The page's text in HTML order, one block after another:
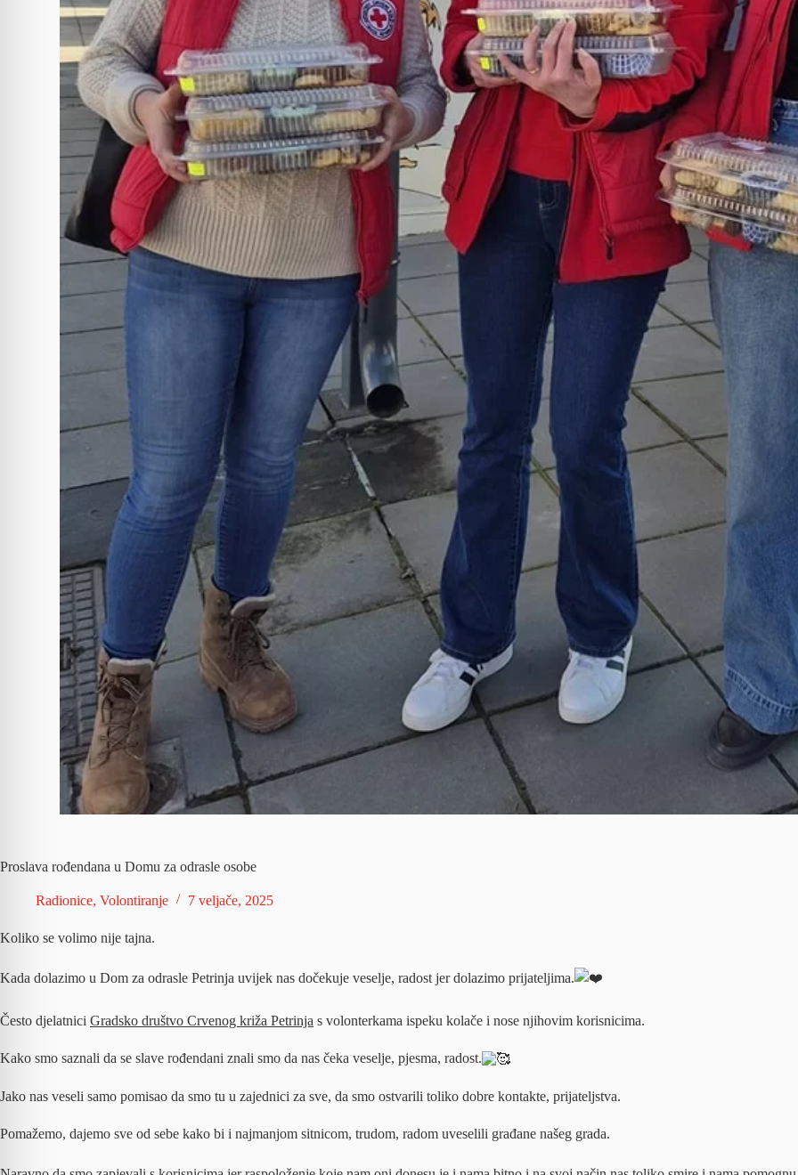
Proslava rođendana u Domu za odrasle osobe
Radionice, Volontiranje 7 veljače, 2025
Koliko se volimo nije tajna.
Kada dolazimo u Dom za odrasle Petrinja uvijek nas dočekuje veselje, radost jer dolazimo prijateljima.
Često djelatnici Gradsko društvo Crvenog križa Petrinja s volonterkama ispeku kolače i nose njihovim korisnicima.
Kako smo saznali da se slave rođendani znali smo da nas čeka veselje, pjesma, radost.
Jako nas veseli samo pomisao da smo tu u zajednici za sve, da smo ostvarili toliko dobre kontakte, prijateljstva.
Pomažemo, dajemo sve od sebe kako bi i najmanjom sitnicom, trudom, radom uveselili građane našeg grada.